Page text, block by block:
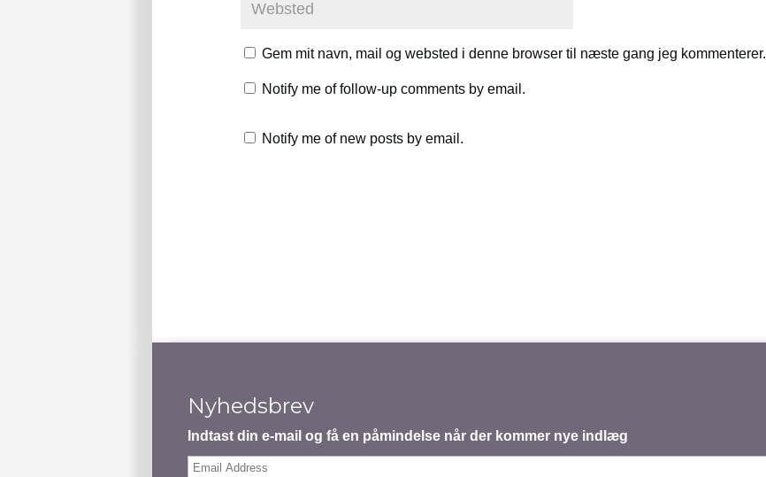
Gem mit navn, mail og websted i denne browser til næste gang jeg kommenterer.
Notify me of follow-up comments by email.
Notify me of new posts by email.
Nyhedsbrev
Indtast din e-mail og få en påmindelse når der kommer nye indlæg
Email